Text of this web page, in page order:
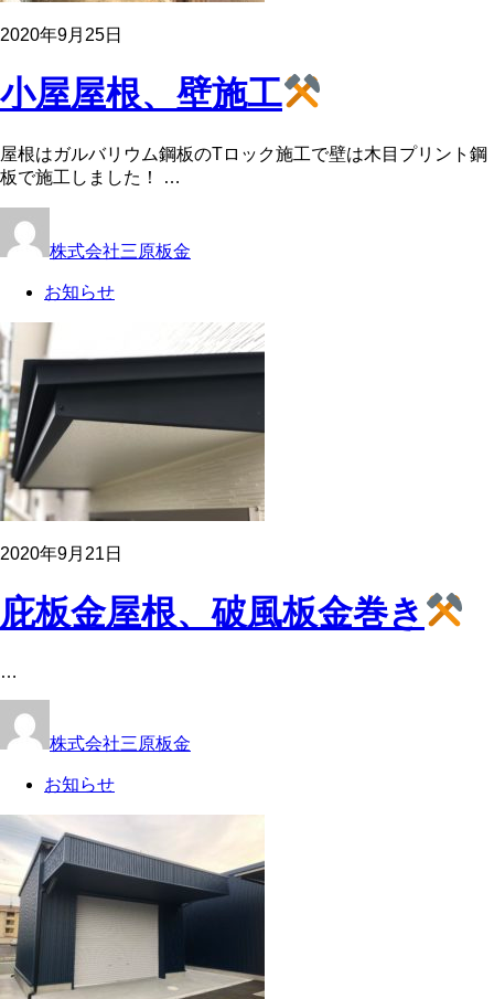
2020年9月25日
小屋屋根、壁施工
屋根はガルバリウム鋼板のTロック施工で壁は木目プリント鋼
板で施工しました！ …
株式会社三原板金
お知らせ
2020年9月21日
庇板金屋根、破風板金巻き
…
株式会社三原板金
お知らせ